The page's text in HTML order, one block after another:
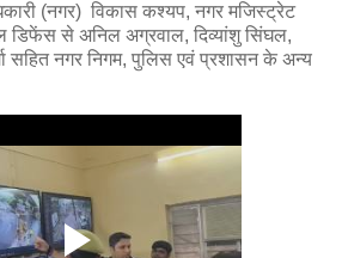
(नगर) विकास कश्यप, नगर मजिस्ट्रेट
डिफेंस से अनिल अग्रवाल, दिव्यांशु सिंघल,
सहित नगर निगम, पुलिस एवं प्रशासन के अन्य